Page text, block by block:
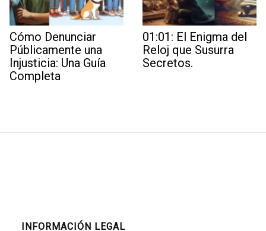
Cómo Denunciar
Públicamente una
Injusticia: Una Guía
Completa
01:01: El Enigma del
Reloj que Susurra
Secretos.
INFORMACIÓN LEGAL